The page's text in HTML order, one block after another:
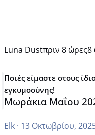
Luna Dustπριν 8 ώρες8
2026 🌸🌻🌹
Ποιές είμαστε στους
εγκυμοσύνης!
Μωράκια Μαΐου
Elk· 13 Οκτωβρίου,